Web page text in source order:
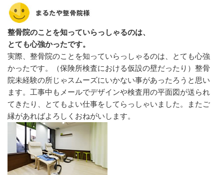
整骨院のことを知っていらっしゃるのは、
とても心強かったです。
実際、整骨院のことを知っていらっしゃるのは、とても心強
かったです。（保険所検査における仮設の壁だったり）整骨
院未経験の所じゃスムーズにいかない事があったろうと思い
ます。工事中もメールでデザインや検査用の平面図が送られ
てきたり、とてもよい仕事をしてらっしゃいました。またご
縁があればよろしくおねがいします。